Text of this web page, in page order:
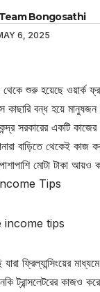
Team Bongosathi
6, 2025
শুরু হয়েছে ওয়ার্ক
কাছারি বন্ধ হয়ে
সরকারের একটি কাজের
বাড়িতে থেকেই কাজ
মোটা টাকা আয়ও
Tips
ফ্রিল্যান্সিংয়ের মাধ্যমে
ট্রান্সলেটরের কাজও